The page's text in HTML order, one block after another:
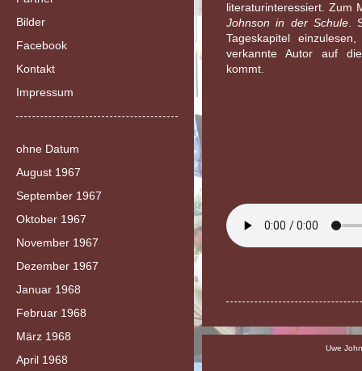
literaturinteressiert. Zum
Johnson in der Schule .
Tageskapitel
verkannte Autor auf
kommt.
Bilder
Facebook
Kontakt
Impressum
ohne Datum
August 1967
September 1967
Oktober 1967
November 1967
Dezember 1967
Januar 1968
Februar 1968
März 1968
April 1968
Uwe